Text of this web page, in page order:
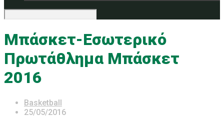
Μπάσκετ-Εσωτερικό
Πρωτάθλημα Μπάσκετ
2016
Basketball
25/05/2016